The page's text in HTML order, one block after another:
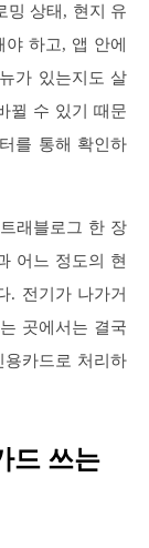
밍 상태, 현지 유
하고, 앱 안에
가 있는지도 살
뀔 수 있기 때문
를 통해 확인하
래블로그 한 장
어느 정도의 현
. 전기가 나가거
곳에서는 결국
카드로 처리하
드 쓰는